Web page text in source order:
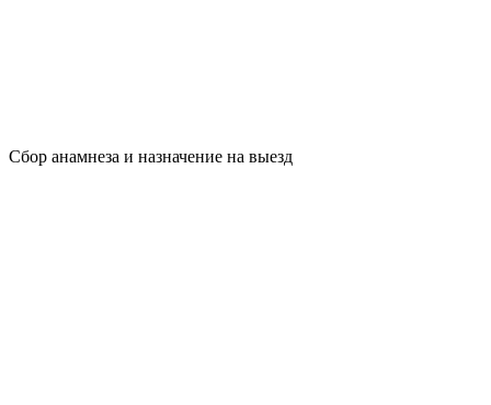
Сбор анамнеза и назначение на выезд